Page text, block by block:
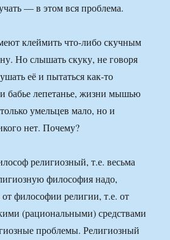
— в этом вся проблема.
клеймить что-либо скучным
Но слышать скуку, не говоря
её и пытаться как-то
бабье лепетанье, жизни мышью
умельцев мало, но и
нет. Почему?
религиозный, т.е. весьма
философия надо,
философии религии, т.е. от
(рациональными) средствами
проблемы. Религиозный